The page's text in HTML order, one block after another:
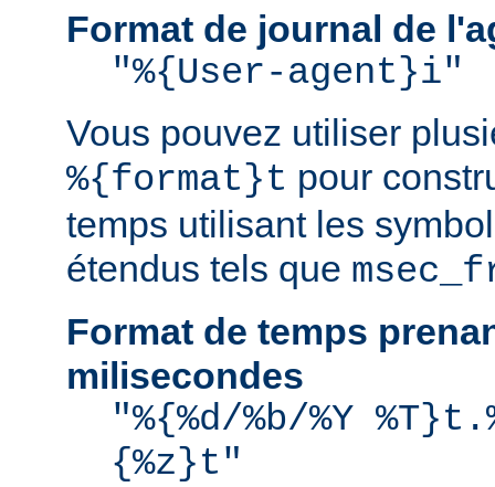
Format de journal de
"%{User-agent}i"
Vous pouvez utiliser
%{format}t pour
temps utilisant les
étendus tels que
Format de temps
milisecondes
"%{%d/%b/%Y
{%z}t"